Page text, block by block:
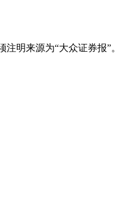
明来源为“大众证券报”。